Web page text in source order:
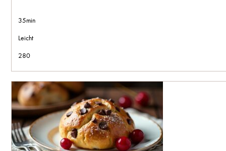
35min
Leicht
280